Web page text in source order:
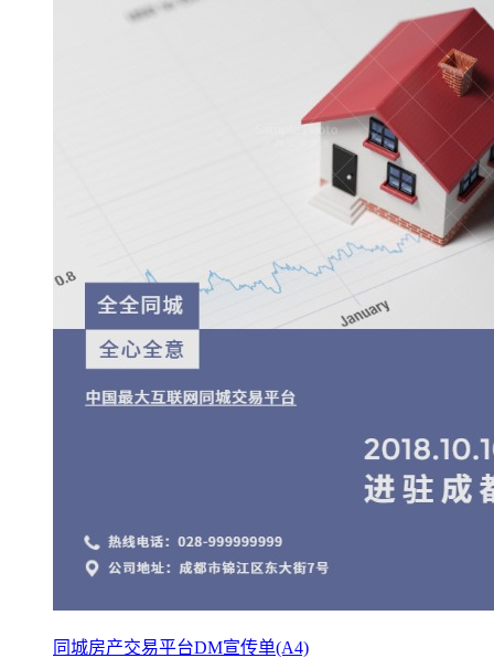
同城房产交易平台DM宣传单(A4)